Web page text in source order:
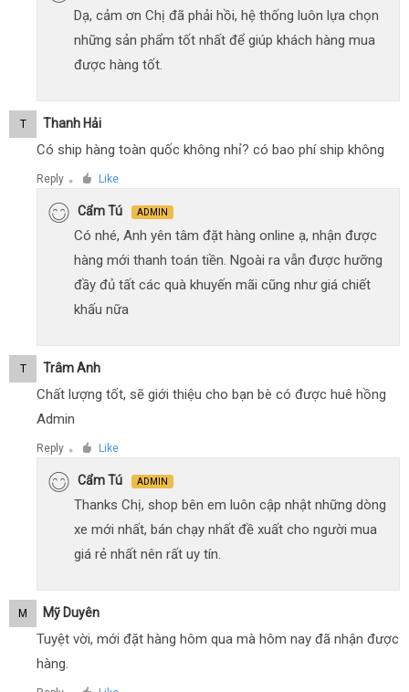
Dạ, cảm ơn Chị đã phải hồi, hệ thống luôn lựa chọn
những sản phẩm tốt nhất để giúp khách hàng mua
được hàng tốt.
T Thanh Hải
Có ship hàng toàn quốc không nhỉ? có bao phí ship không
Reply ● Like
Cẩm Tú ADMIN
Có nhé, Anh yên tâm đặt hàng online ạ, nhận được
hàng mới thanh toán tiền. Ngoài ra vẫn được hưỡng
đầy đủ tất các quà khuyến mãi cũng như giá chiết
khấu nữa
T Trâm Anh
Chất lượng tốt, sẽ giới thiệu cho bạn bè có được huê hồng
Admin
Reply ● Like
Cẩm Tú ADMIN
Thanks Chị, shop bên em luôn cập nhật những dòng
xe mới nhất, bán chạy nhất đề xuất cho người mua
giá rẻ nhất nên rất uy tín.
M Mỹ Duyên
Tuyệt vời, mới đặt hàng hôm qua mà hôm nay đã nhận được
hàng.